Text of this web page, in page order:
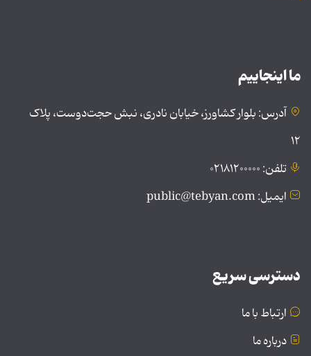
ما اینجاییم
آدرس: بلوار کشاورز، خیابان نادری، نبش حجت‌دوست، پلاک
۱۲
تلفن: ۰۲۱۸۱۲۰۰۰۰۰
ایمیل: public@tebyan.com
دسترسی سریع
ارتباط با ما
درباره ما